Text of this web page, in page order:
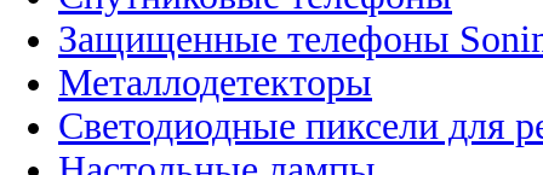
Защищенные телефоны
Металлодетекторы
Светодиодные пиксели для